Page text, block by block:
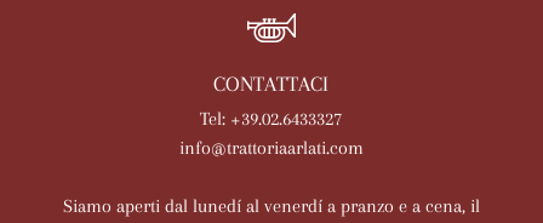
CONTATTACI
Tel: +39.02.6433327
info@trattoriaarlati.com
Siamo aperti dal lunedí al venerdí a pranzo e a cena, il